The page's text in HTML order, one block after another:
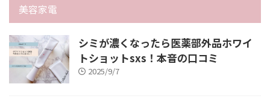
美容家電
シミが濃くなったら医薬部外品ホワイ
トショットsxs！本音の口コミ
2025/9/7